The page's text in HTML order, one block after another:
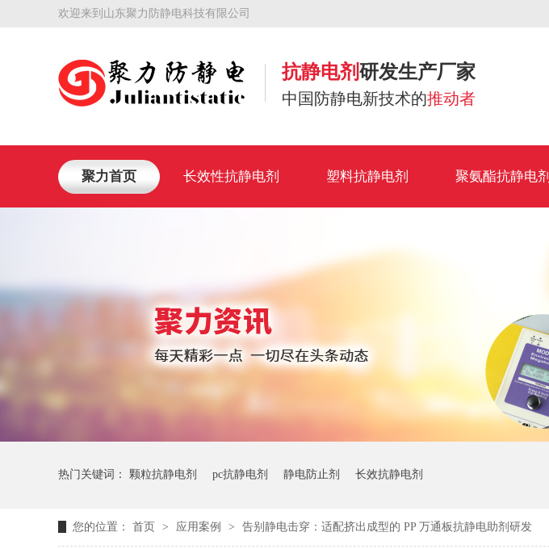
欢迎来到山东聚力防静电科技有限公司
抗静电剂研发生产厂家
中国防静电新技术的推动者
聚力首页 长效性抗静电剂 塑料抗静电剂 聚氨酯抗静电剂
热门关键词： 颗粒抗静电剂 pc抗静电剂 静电防止剂 长效抗静电剂
您的位置： 首页 > 应用案例 > 告别静电击穿：适配挤出成型的 PP 万通板抗静电助剂研发